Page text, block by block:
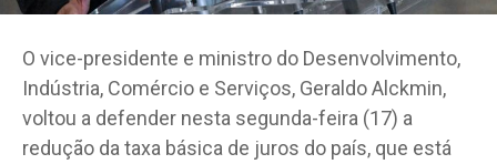
O vice-presidente e ministro do Desenvolvimento,
Indústria, Comércio e Serviços, Geraldo Alckmin,
voltou a defender nesta segunda-feira (17) a
redução da taxa básica de juros do país, que está